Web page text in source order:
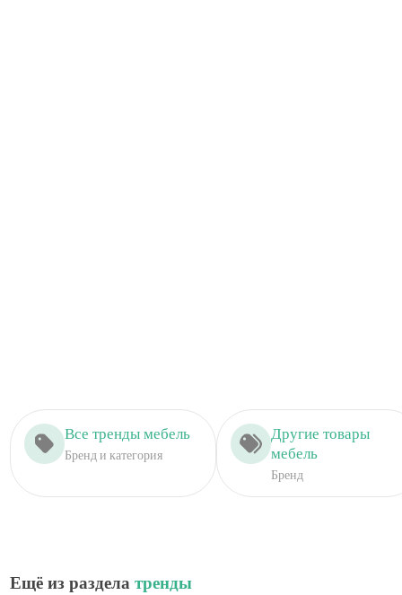
Все тренды мебель
Бренд и категория
Другие товары
мебель
Бренд
Ещё из разделатренды